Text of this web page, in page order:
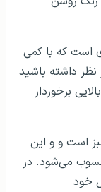
مقیم قبرس
است که با کمی
داشته باشید
برخوردار
است و و این
می‌شود. در
خود